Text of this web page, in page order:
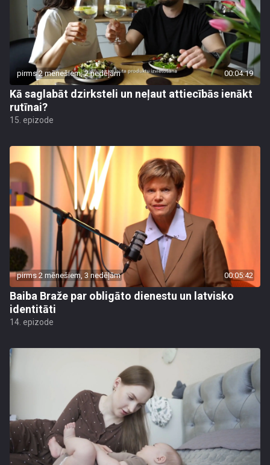
pirms 2 mēnešiem, 2 nedēļām 00:04:19
Kā saglabāt dzirksteli un neļaut attiecībās ienākt
rutīnai?
15. epizode
pirms 2 mēnešiem, 3 nedēļām 00:05:42
Baiba Braže par obligāto dienestu un latvisko
identitāti
14. epizode